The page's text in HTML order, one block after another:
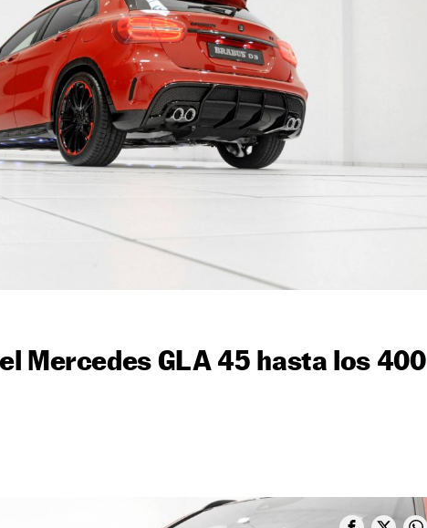
Mercedes GLA 45 hasta los 400